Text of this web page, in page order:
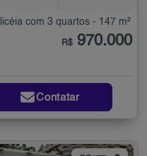
com 3 quartos - 147 m²
R$ 970.000
Contatar